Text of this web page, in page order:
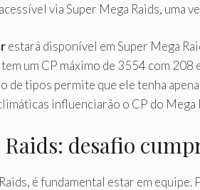
via Super Mega Raids, uma
estará disponível em Super Mega
um CP máximo de 3554 com
de tipos permite que ele tenha
influenciarão o CP do Mega
Raids: desafio
é fundamental estar em